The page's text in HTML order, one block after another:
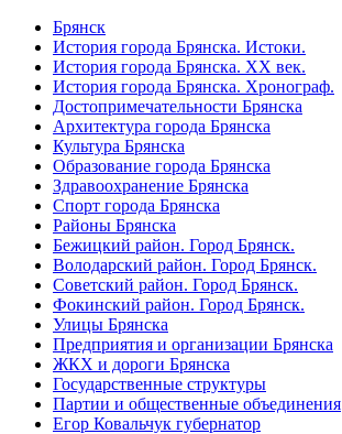
Брянск
История города Брянска. Истоки.
История города Брянска. XX век.
История города Брянска. Хронограф.
Достопримечательности Брянска
Архитектура города Брянска
Культура Брянска
Образование города Брянска
Здравоохранение Брянска
Спорт города Брянска
Районы Брянска
Бежицкий район. Город Брянск.
Володарский район. Город Брянск.
Советский район. Город Брянск.
Фокинский район. Город Брянск.
Улицы Брянска
Предприятия и организации Брянска
ЖКХ и дороги Брянска
Государственные структуры
Партии и общественные объединения
Егор Ковальчук губернатор